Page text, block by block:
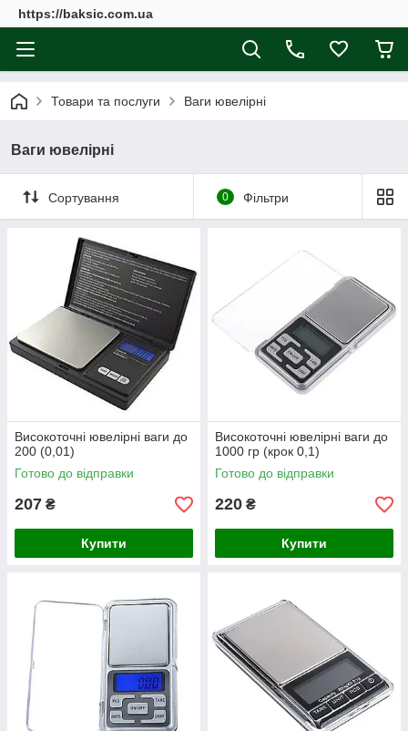
https://baksic.com.ua
Товари та послуги Ваги ювелірні
Ваги ювелірні
Сортування 0 Фільтри
Високоточні ювелірні ваги до
200 (0,01)
Готово до відправки
207 ₴
Купити
Високоточні ювелірні ваги до
1000 гр (крок 0,1)
Готово до відправки
220 ₴
Купити